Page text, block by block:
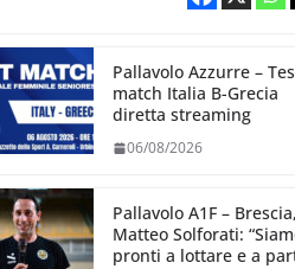
Pallavolo Azzurre –
match Italia B-Grecia
diretta streaming
06/08/2026
Pallavolo A1F – Brescia,
Matteo Solforati:
pronti a lottare e a